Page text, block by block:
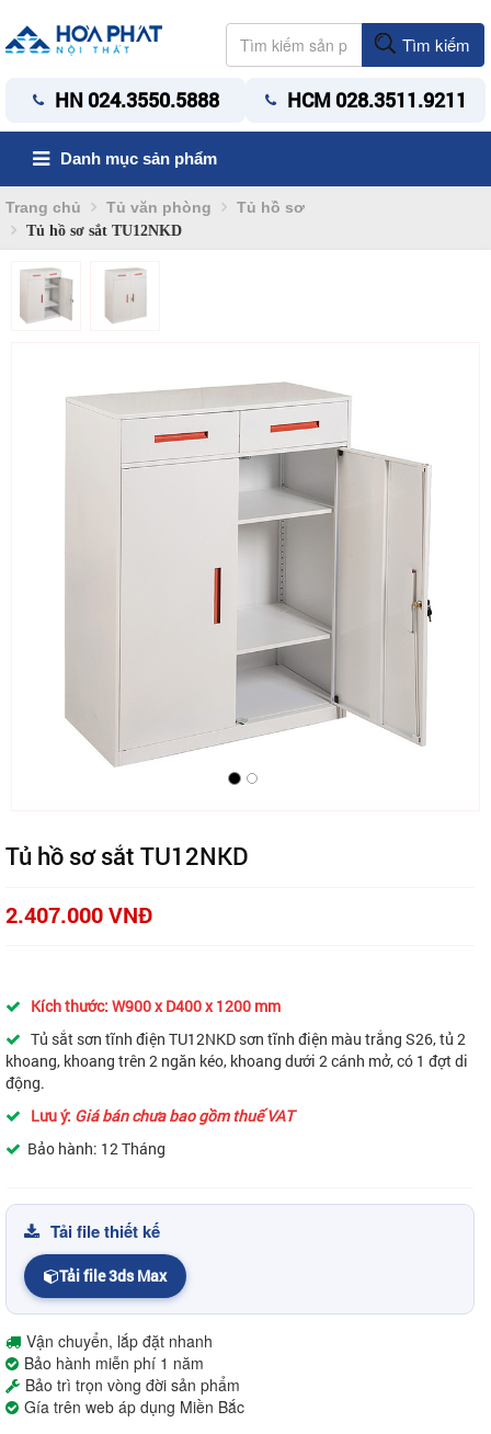
Tìm kiếm
HN 024.3550.5888 HCM 028.3511.9211
Danh mục sản phẩm
Trang chủ Tủ văn phòng Tủ hồ sơ
Tủ hồ sơ sắt TU12NKD
Tủ hồ sơ sắt TU12NKD
2.407.000 VNĐ
Kích thước: W900 x D400 x 1200 mm
Tủ sắt sơn tĩnh điện TU12NKD sơn tĩnh điện màu trắng S26, tủ 2
khoang, khoang trên 2 ngăn kéo, khoang dưới 2 cánh mở, có 1 đợt di
động.
Lưu ý: Giá bán chưa bao gồm thuế VAT
Bảo hành: 12 Tháng
Tải file thiết kế
Tải file 3ds Max
Vận chuyển, lắp đặt nhanh
Bảo hành miễn phí 1 năm
Bảo trì trọn vòng đời sản phẩm
Gía trên web áp dụng Miền Bắc